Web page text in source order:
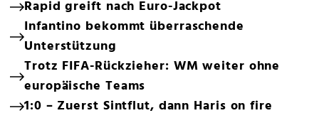
Rapid greift nach Euro-Jackpot
Infantino bekommt überraschende
Unterstützung
Trotz FIFA-Rückzieher: WM weiter ohne
europäische Teams
1:0 – Zuerst Sintflut, dann Haris on fire